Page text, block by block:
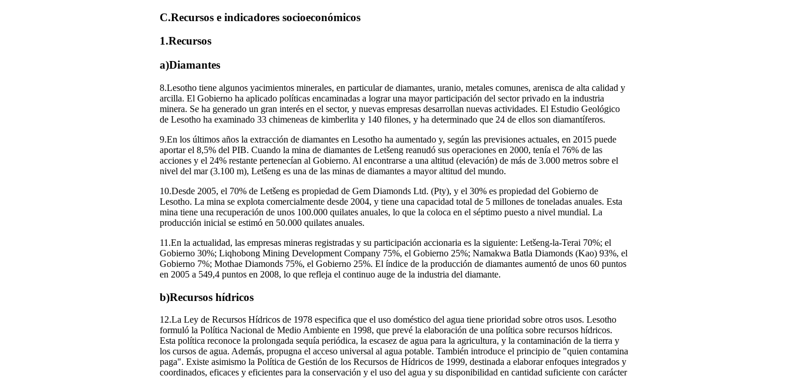
C.Recursos e indicadores socioeconómicos
1.Recursos
a)Diamantes
8.Lesotho tiene algunos yacimientos minerales, en particular de diamantes, uranio, metales comunes, arenisca de alta calidad y
arcilla. El Gobierno ha aplicado políticas encaminadas a lograr una mayor participación del sector privado en la industria
minera. Se ha generado un gran interés en el sector, y nuevas empresas desarrollan nuevas actividades. El Estudio Geológico
de Lesotho ha examinado 33 chimeneas de kimberlita y 140 filones, y ha determinado que 24 de ellos son diamantíferos.
9.En los últimos años la extracción de diamantes en Lesotho ha aumentado y, según las previsiones actuales, en 2015 puede
aportar el 8,5% del PIB. Cuando la mina de diamantes de Letšeng reanudó sus operaciones en 2000, tenía el 76% de las
acciones y el 24% restante pertenecían al Gobierno. Al encontrarse a una altitud (elevación) de más de 3.000 metros sobre el
nivel del mar (3.100 m), Letšeng es una de las minas de diamantes a mayor altitud del mundo.
10.Desde 2005, el 70% de Letšeng es propiedad de Gem Diamonds Ltd. (Pty), y el 30% es propiedad del Gobierno de
Lesotho. La mina se explota comercialmente desde 2004, y tiene una capacidad total de 5 millones de toneladas anuales. Esta
mina tiene una recuperación de unos 100.000 quilates anuales, lo que la coloca en el séptimo puesto a nivel mundial. La
producción inicial se estimó en 50.000 quilates anuales.
11.En la actualidad, las empresas mineras registradas y su participación accionaria es la siguiente: Letšeng-la-Terai 70%; el
Gobierno 30%; Liqhobong Mining Development Company 75%, el Gobierno 25%; Namakwa Batla Diamonds (Kao) 93%, el
Gobierno 7%; Mothae Diamonds 75%, el Gobierno 25%. El índice de la producción de diamantes aumentó de unos 60 puntos
en 2005 a 549,4 puntos en 2008, lo que refleja el continuo auge de la industria del diamante.
b)Recursos hídricos
12.La Ley de Recursos Hídricos de 1978 especifica que el uso doméstico del agua tiene prioridad sobre otros usos. Lesotho
formuló la Política Nacional de Medio Ambiente en 1998, que prevé la elaboración de una política sobre recursos hídricos.
Esta política reconoce la prolongada sequía periódica, la escasez de agua para la agricultura, y la contaminación de la tierra y
los cursos de agua. Además, propugna el acceso universal al agua potable. También introduce el principio de "quien contamina
paga". Existe asimismo la Política de Gestión de los Recursos de Hídricos de 1999, destinada a elaborar enfoques integrados y
coordinados, eficaces y eficientes para la conservación y el uso del agua y su disponibilidad en cantidad suficiente con carácter